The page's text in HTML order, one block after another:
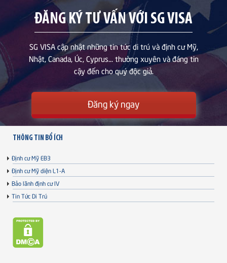
ĐĂNG KÝ TƯ VẤN VỚI SG VISA
SG VISA cập nhật những tin tức di trú và định cư Mỹ,
Nhật, Canada, Úc, Cyprus... thường xuyên và đáng tin
cậy đến cho quý độc giả.
Đăng ký ngay
THÔNG TIN BỔ ÍCH
Định cư Mỹ EB3
Định cư Mỹ diện L1-A
Bảo lãnh định cư IV
Tin Tức Di Trú